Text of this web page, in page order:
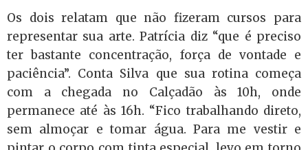
Os dois relatam que não fizeram cursos para
representar sua arte. Patrícia diz “que é preciso
ter bastante concentração, força de vontade e
paciência”. Conta Silva que sua rotina começa
com a chegada no Calçadão às 10h, onde
permanece até às 16h. “Fico trabalhando direto,
sem almoçar e tomar água. Para me vestir e